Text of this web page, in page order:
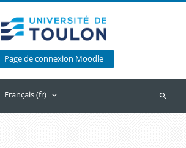
Page de connexion Moodle
Français ‎(fr)‎